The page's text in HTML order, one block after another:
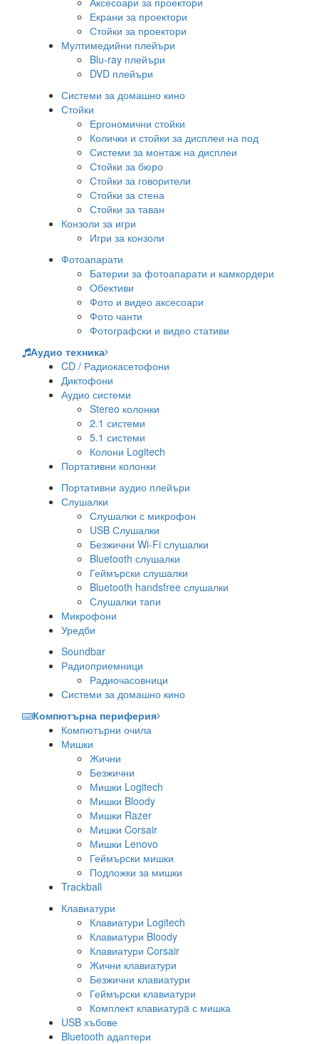
Екрани за проектори
Стойки за проектори
Мултимедийни плейъри
Blu-ray плейъри
DVD плейъри
Системи за домашно кино
Стойки
Ергономични стойки
Колички и стойки за дисплеи на под
Системи за монтаж на дисплеи
Стойки за бюро
Стойки за говорители
Стойки за стена
Стойки за таван
Конзоли за игри
Игри за конзоли
Фотоапарати
Батерии за фотоапарати и камкордери
Обективи
Фото и видео аксесоари
Фото чанти
Фотографски и видео стативи
Аудио техника
CD / Радиокасетофони
Диктофони
Аудио системи
Stereo колонки
2.1 системи
5.1 системи
Колони Logitech
Портативни колонки
Портативни аудио плейъри
Слушалки
Слушалки с микрофон
USB Слушалки
Безжични Wi-Fi слушалки
Bluetooth слушалки
Геймърски слушалки
Bluetooth handsfree слушалки
Слушалки тапи
Микрофони
Уредби
Soundbar
Радиоприемници
Радиочасовници
Системи за домашно кино
Компютърна периферия
Компютърни очила
Мишки
Жични
Безжични
Мишки Logitech
Мишки Bloody
Мишки Razer
Мишки Corsair
Мишки Lenovo
Геймърски мишки
Подложки за мишки
Trackball
Клавиатури
Клавиатури Logitech
Клавиатури Bloody
Клавиатури Corsair
Жични клавиатури
Безжични клавиатури
Геймърски клавиатури
Комплект клавиатурa с мишка
USB хъбове
Bluetooth адаптери